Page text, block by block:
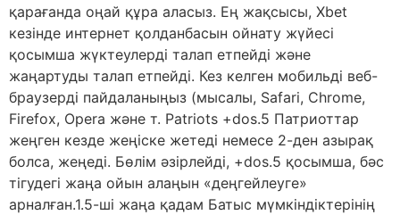
қарағанда оңай құра аласыз. Ең жақсысы, Xbet
кезінде интернет қолданбасын ойнату жүйесі
қосымша жүктеулерді талап етпейді және
жаңартуды талап етпейді. Кез келген мобильді веб-
браузерді пайдаланыңыз (мысалы, Safari, Chrome,
Firefox, Opera және т. Patriots +dos.5 Патриоттар
жеңген кезде жеңіске жетеді немесе 2-ден азырақ
болса, жеңеді. Бөлім әзірлейді, +dos.5 қосымша, бәс
тігудегі жаңа ойын алаңын «деңгейлеуге»
арналған.1.5-ші жаңа қадам Батыс мүмкіндіктерінің